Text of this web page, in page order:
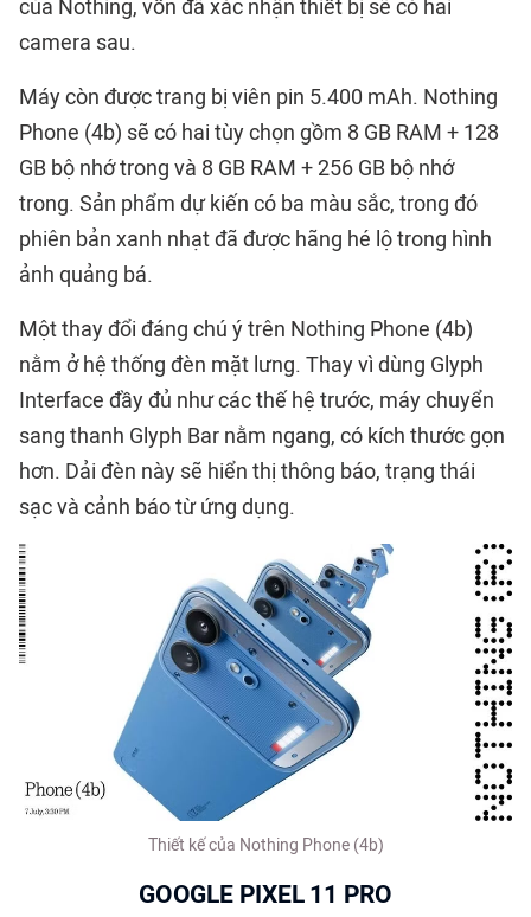
của Nothing, vốn đã xác nhận thiết bị sẽ có hai
camera sau.
Máy còn được trang bị viên pin 5.400 mAh. Nothing
Phone (4b) sẽ có hai tùy chọn gồm 8 GB RAM + 128
GB bộ nhớ trong và 8 GB RAM + 256 GB bộ nhớ
trong. Sản phẩm dự kiến có ba màu sắc, trong đó
phiên bản xanh nhạt đã được hãng hé lộ trong hình
ảnh quảng bá.
Một thay đổi đáng chú ý trên Nothing Phone (4b)
nằm ở hệ thống đèn mặt lưng. Thay vì dùng Glyph
Interface đầy đủ như các thế hệ trước, máy chuyển
sang thanh Glyph Bar nằm ngang, có kích thước gọn
hơn. Dải đèn này sẽ hiển thị thông báo, trạng thái
sạc và cảnh báo từ ứng dụng.
Thiết kế của Nothing Phone (4b)
GOOGLE PIXEL 11 PRO